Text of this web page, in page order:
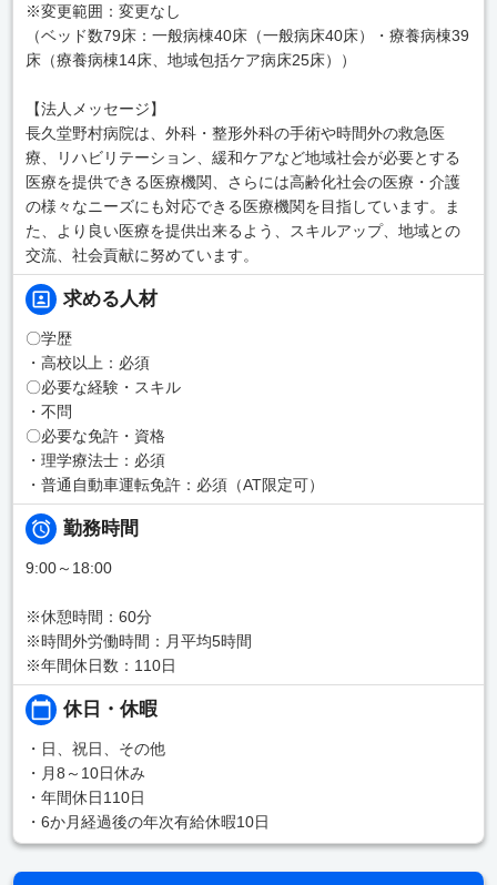
※変更範囲：変更なし
（ベッド数79床：一般病棟40床（一般病床40床）・療養病棟39
床（療養病棟14床、地域包括ケア病床25床））
【法人メッセージ】
長久堂野村病院は、外科・整形外科の手術や時間外の救急医
療、リハビリテーション、緩和ケアなど地域社会が必要とする
医療を提供できる医療機関、さらには高齢化社会の医療・介護
の様々なニーズにも対応できる医療機関を目指しています。ま
た、より良い医療を提供出来るよう、スキルアップ、地域との
交流、社会貢献に努めています。
求める人材
〇学歴
・高校以上：必須
〇必要な経験・スキル
・不問
〇必要な免許・資格
・理学療法士：必須
・普通自動車運転免許：必須（AT限定可）
勤務時間
9:00～18:00
※休憩時間：60分
※時間外労働時間：月平均5時間
※年間休日数：110日
休日・休暇
・日、祝日、その他
・月8～10日休み
・年間休日110日
・6か月経過後の年次有給休暇10日